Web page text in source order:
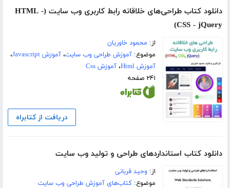
دانلود کتاب طراحی‌های خلاقانه رابط کاربری وب سایت (HTML -
CSS - jQuery)
از: محمود خاوریان
موضوع:آموزش طراحی وب سایت،آموزش Javascript
،
آموزش Html
،آموزش Css
۲۴۱ صفحه
دریافت از کتابراه
دانلود کتاب استانداردهای طراحی و تولید وب سایت
از: وحید قربانی
موضوع:کتاب‌های آموزش طراحی وب سایت